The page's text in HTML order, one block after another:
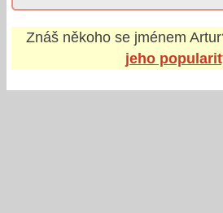
Znáš někoho se jménem Artur
jeho